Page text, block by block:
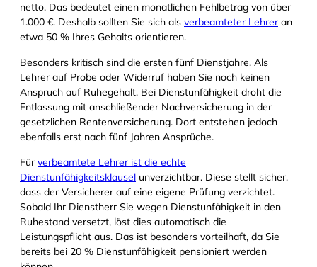
netto. Das bedeutet einen monatlichen Fehlbetrag von über
1.000 €. Deshalb sollten Sie sich als verbeamteter Lehrer an
etwa 50 % Ihres Gehalts orientieren.
Besonders kritisch sind die ersten fünf Dienstjahre. Als
Lehrer auf Probe oder Widerruf haben Sie noch keinen
Anspruch auf Ruhegehalt. Bei Dienstunfähigkeit droht die
Entlassung mit anschließender Nachversicherung in der
gesetzlichen Rentenversicherung. Dort entstehen jedoch
ebenfalls erst nach fünf Jahren Ansprüche.
Für verbeamtete Lehrer ist die echte
Dienstunfähigkeitsklausel unverzichtbar. Diese stellt sicher,
dass der Versicherer auf eine eigene Prüfung verzichtet.
Sobald Ihr Dienstherr Sie wegen Dienstunfähigkeit in den
Ruhestand versetzt, löst dies automatisch die
Leistungspflicht aus. Das ist besonders vorteilhaft, da Sie
bereits bei 20 % Dienstunfähigkeit pensioniert werden